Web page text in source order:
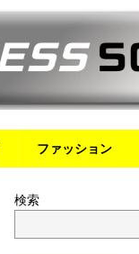
ファッション
検索